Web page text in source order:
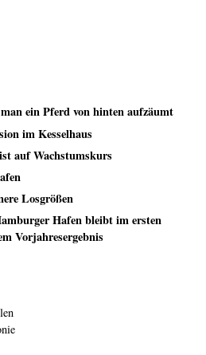
ein Pferd von hinten aufzäumt
im Kesselhaus
auf Wachstumskurs
Losgrößen
Hafen bleibt im ersten
Vorjahresergebnis